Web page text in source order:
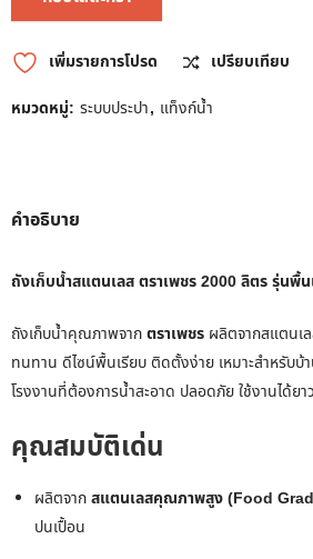
เพิ่มรายการโปรด
เปรียบเทียบ
หมวดหมู่: ระบบประปา, แท็งก์น้ำ
คำอธิบาย
ถังเก็บน้ำสแตนเลส ตราเพชร 2000 ลิตร รุ่นพื้
ถังเก็บน้ำคุณภาพจากตราเพชร ผลิตจากสแตนเ
ทนทาน ดีไซน์พื้นเรียบ ติดตั้งง่าย เหมาะสำหรับบ้
โรงงานที่ต้องการน้ำสะอาด ปลอดภัย ใช้งานได้ยา
คุณสมบัติเด่น
ผลิตจากสแตนเลสคุณภาพสูง (Food
ปนเปื้อน